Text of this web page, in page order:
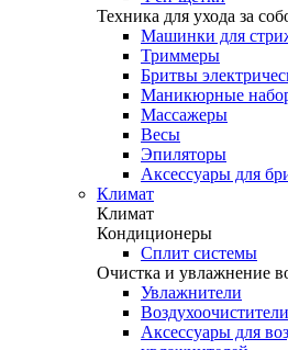
Техника для ухода за
Машинки для
Триммеры
Бритвы
Маникюрные
Массажеры
Весы
Эпиляторы
Аксессуары для
Климат
Климат
Кондиционеры
Сплит системы
Очистка и увлажнение
Увлажнители
Воздухоочистители
Аксессуары для